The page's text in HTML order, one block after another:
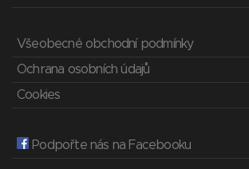
Všeobecné obchodní podmínky
Ochrana osobních údajů
Cookies
Podpořte nás na Facebooku